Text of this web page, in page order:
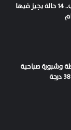
بعد إحالة سارة خليفة للمفتي.. 14 حالة يجيز فيها
وشبورة صباحية